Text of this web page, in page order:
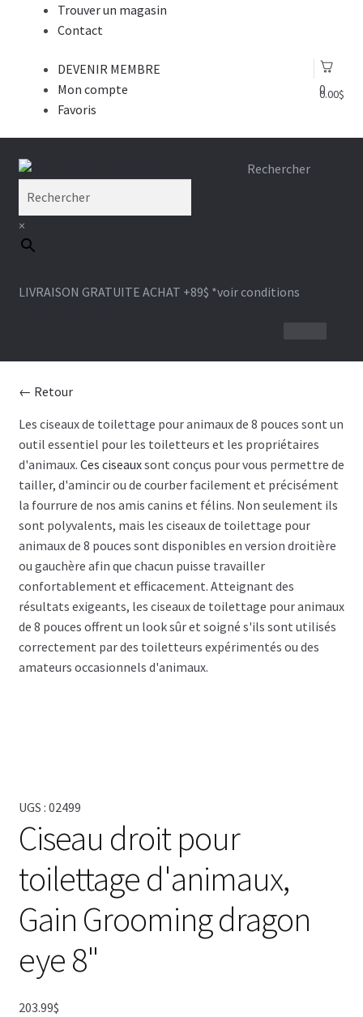
Trouver un magasin
Contact
0
0.00$
DEVENIR MEMBRE
Mon compte
Favoris
Aller
navigation
Aller
Rechercher
×
LIVRAISON GRATUITE ACHAT +89$ *voir conditions
BROSSE
CLIPPER
SÉCHOIR
TABLE
SHAMPOING
TABLIER
ACCESSOIRE
← Retour
Les ciseaux de toilettage pour animaux de 8 pouces sont un
outil essentiel pour les toiletteurs et les propriétaires
d'animaux. Ces ciseauxsont conçus pour vous permettre de
tailler, d'amincir ou de courber facilement et précisément
la fourrure de nos amis canins et félins. Non seulement ils
sont polyvalents, mais les ciseaux de toilettage pour
animaux de 8 pouces sont disponibles en version droitière
ou gauchère afin que chacun puisse travailler
confortablement et efficacement. Atteignant des
résultats exigeants, les ciseaux de toilettage pour animaux
de 8 pouces offrent un look sûr et soigné s'ils sont utilisés
correctement par des toiletteurs expérimentés ou des
amateurs occasionnels d'animaux.
UGS : 02499
Ciseau droit pour
toilettage d'animaux,
Gain Grooming dragon
eye 8"
203.99$